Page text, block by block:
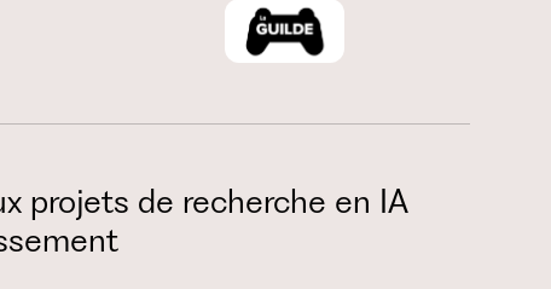
projets de recherche en IA